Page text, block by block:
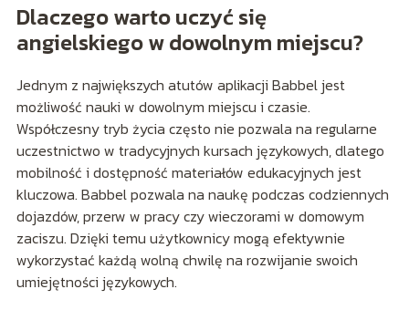
Dlaczego warto uczyć się
angielskiego w dowolnym miejscu?
Jednym z największych atutów aplikacji Babbel jest
możliwość nauki w dowolnym miejscu i czasie.
Współczesny tryb życia często nie pozwala na regularne
uczestnictwo w tradycyjnych kursach językowych, dlatego
mobilność i dostępność materiałów edukacyjnych jest
kluczowa. Babbel pozwala na naukę podczas codziennych
dojazdów, przerw w pracy czy wieczorami w domowym
zaciszu. Dzięki temu użytkownicy mogą efektywnie
wykorzystać każdą wolną chwilę na rozwijanie swoich
umiejętności językowych.